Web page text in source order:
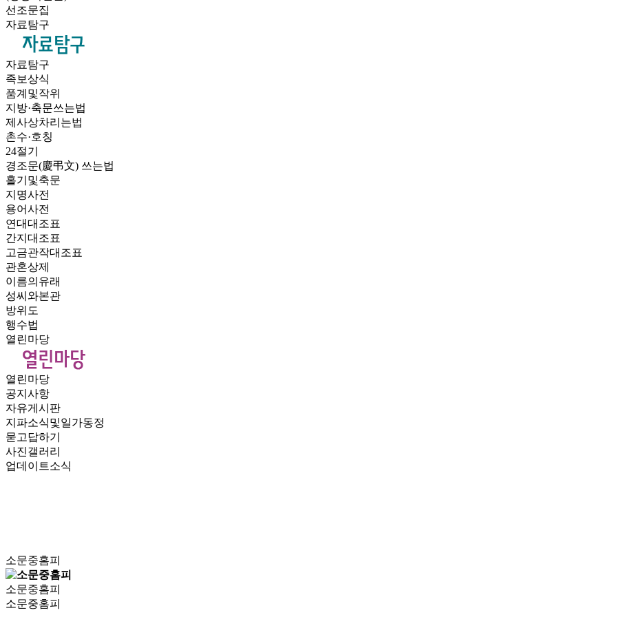
선조문집
자료탐구
자료탐구
족보상식
품계및작위
지방·축문쓰는법
제사상차리는법
촌수·호칭
24절기
경조문(慶弔文) 쓰는법
홀기및축문
지명사전
용어사전
연대대조표
간지대조표
고금관작대조표
관혼상제
이름의유래
성씨와본관
방위도
행수법
열린마당
열린마당
공지사항
자유게시판
지파소식및일가동정
묻고답하기
사진갤러리
업데이트소식
소문중홈피
소문중홈피
소문중홈피